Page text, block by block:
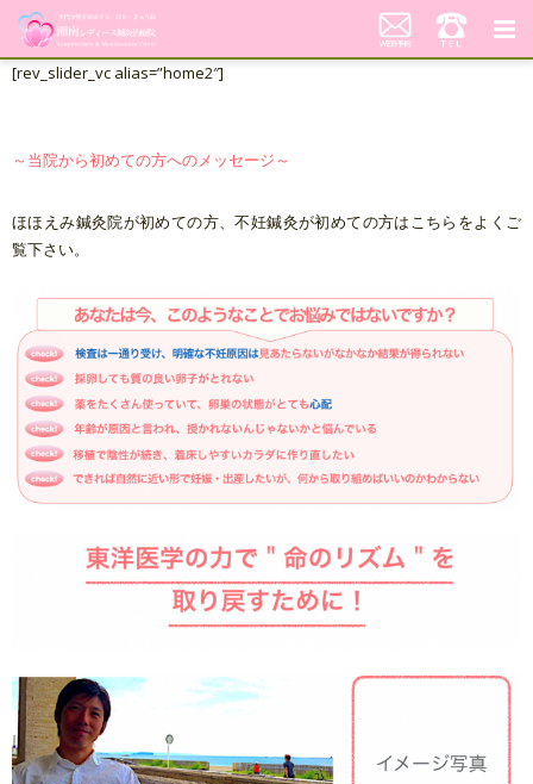
湘南レディース鍼灸治療院
料金案内
患者さんの声
アクセス
美顔はり
[rev_slider_vc alias=”home2″]
～当院から初めての方へのメッセージ～
ほほえみ鍼灸院が初めての方、不妊鍼灸が初めての方はこちらをよくご
覧下さい。